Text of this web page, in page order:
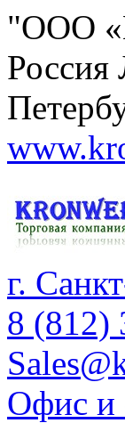
"ООО
Россия
г.
8 (812)
Офис и